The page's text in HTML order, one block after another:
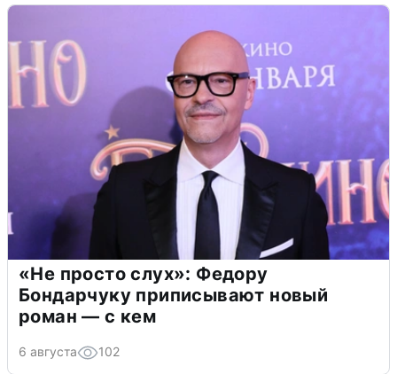
«Не просто слух»: Федору
Бондарчуку приписывают новый
роман — с кем
6 августа 102